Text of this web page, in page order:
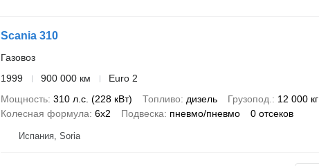
Scania 310
Газовоз
1999
900 000 км
Euro 2
Мощность 310 л.с. (228 кВт) Топливо дизель Грузопод.
12 000 кг
Колесная формула 6x2 Подвеска пневмо/пневмо 0 отсеков
Испания, Soria